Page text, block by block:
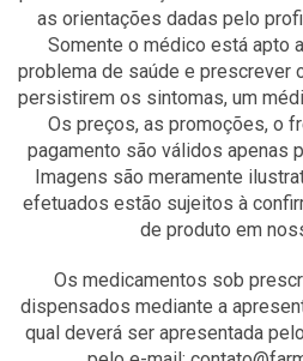
as orientações dadas pelo
Somente o médico está apto
problema de saúde e prescrever
persistirem os sintomas, um
Os preços, as promoções, o
pagamento são válidos apenas
Imagens são meramente
efetuados estão sujeitos à
de produto em
Os medicamentos sob
dispensados mediante a
qual deverá ser apresentada